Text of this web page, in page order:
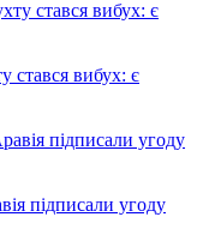
стався вибух: є
підписали угоду